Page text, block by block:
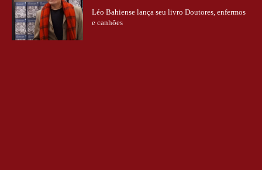
Léo Bahiense lança seu livro Doutores, enfermos
e canhões